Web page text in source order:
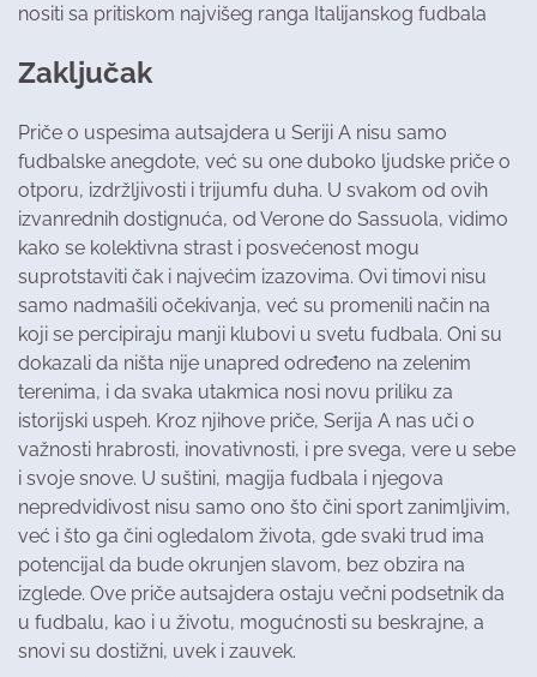
nositi sa pritiskom najvišeg ranga Italijanskog fudbala​
Zaključak
Priče o uspesima autsajdera u Seriji A nisu samo
fudbalske anegdote, već su one duboko ljudske priče o
otporu, izdržljivosti i trijumfu duha. U svakom od ovih
izvanrednih dostignuća, od Verone do Sassuola, vidimo
kako se kolektivna strast i posvećenost mogu
suprotstaviti čak i najvećim izazovima. Ovi timovi nisu
samo nadmašili očekivanja, već su promenili način na
koji se percipiraju manji klubovi u svetu fudbala. Oni su
dokazali da ništa nije unapred određeno na zelenim
terenima, i da svaka utakmica nosi novu priliku za
istorijski uspeh. Kroz njihove priče, Serija A nas uči o
važnosti hrabrosti, inovativnosti, i pre svega, vere u sebe
i svoje snove. U suštini, magija fudbala i njegova
nepredvidivost nisu samo ono što čini sport zanimljivim,
već i što ga čini ogledalom života, gde svaki trud ima
potencijal da bude okrunjen slavom, bez obzira na
izglede. Ove priče autsajdera ostaju večni podsetnik da
u fudbalu, kao i u životu, mogućnosti su beskrajne, a
snovi su dostižni, uvek i zauvek.